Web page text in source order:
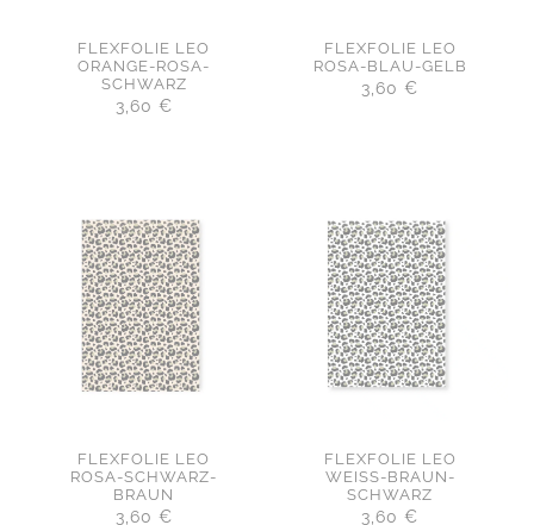
FLEXFOLIE LEO
ORANGE-ROSA-
SCHWARZ
3,60 €
FLEXFOLIE LEO
ROSA-BLAU-GELB
3,60€
FLEXFOLIE LEO
ROSA-SCHWARZ-
BRAUN
3,60 €
FLEXFOLIE LEO
WEISS-BRAUN-
SCHWARZ
3,60€